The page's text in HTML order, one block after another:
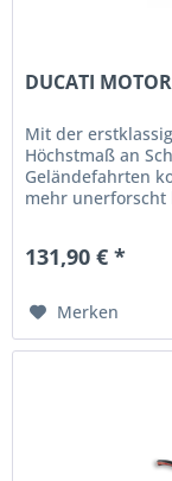
DUCATI
Mit der
Höchstmaß an
Geländefahrten
mehr unerforscht
131,90 € *
Merken